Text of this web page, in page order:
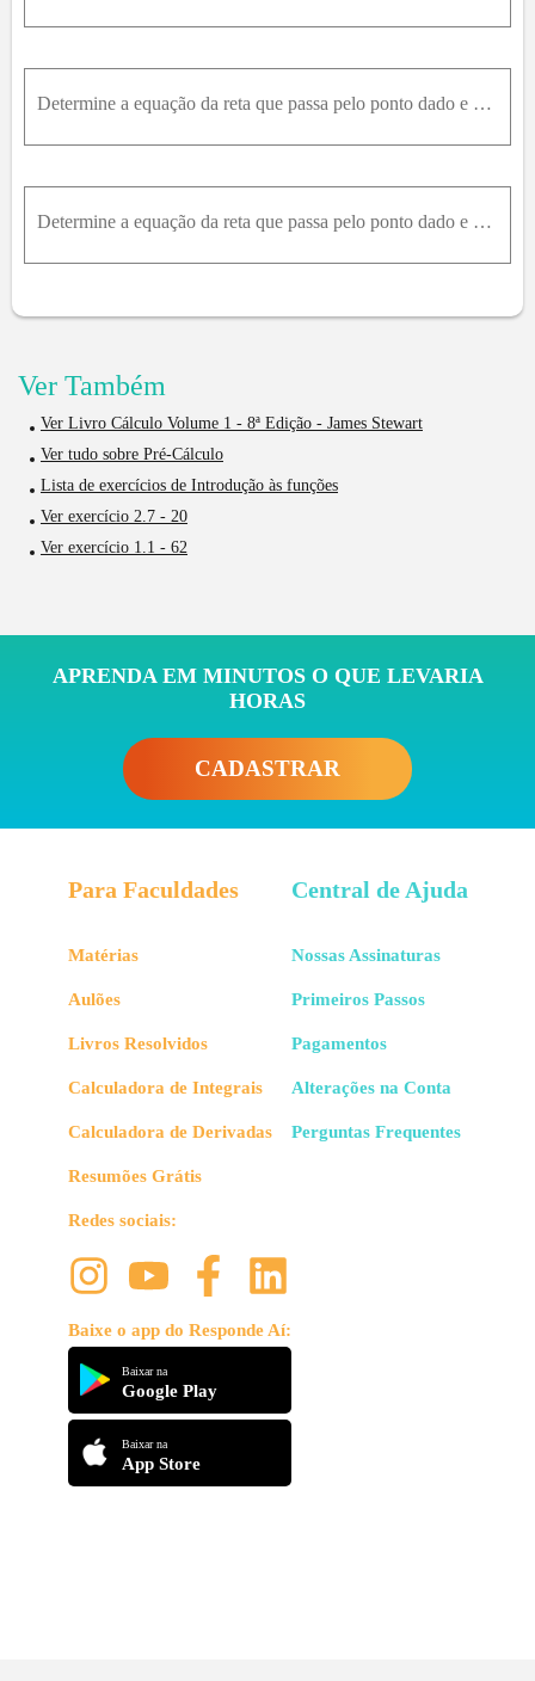
Determine a equação da reta que passa pelo ponto dado e que seja paralela à reta dada.x - y = 2 e -1,2
Determine a equação da reta que passa pelo ponto dado e que seja paralela à reta dada.2x + 3y = 1 e 0,1
Ver Também
Ver Livro Cálculo Volume 1 - 8ª Edição - James Stewart
Ver tudo sobre Pré-Cálculo
Lista de exercícios de Introdução às funções
Ver exercício 2.7 - 20
Ver exercício 1.1 - 62
APRENDA EM MINUTOS O QUE LEVARIA
HORAS
CADASTRAR
Para Faculdades
Matérias
Aulões
Livros Resolvidos
Calculadora de Integrais
Calculadora de Derivadas
Resumões Grátis
Redes sociais:
Baixe o app do Responde Aí:
Baixar na
Google Play
Baixar na
App Store
Central de Ajuda
Nossas Assinaturas
Primeiros Passos
Pagamentos
Alterações na Conta
Perguntas Frequentes